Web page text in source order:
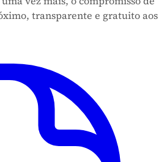
transparente e gratuito aos